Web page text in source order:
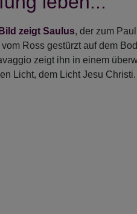
Bild zeigt Saulus, der zum
vom Ross gestürzt auf dem
zeigt ihn in einem
Licht, dem Licht Jesu Christi.